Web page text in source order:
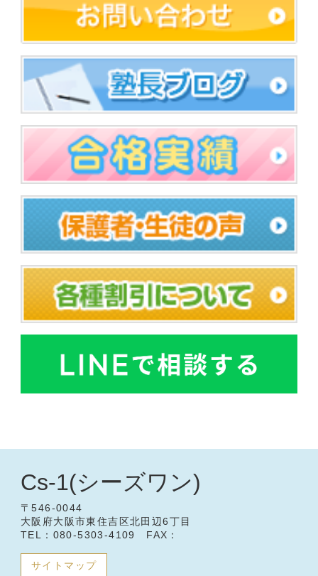
Cs-1(シーズワン)
〒546-0044
大阪府大阪市東住吉区北田辺6丁目
TEL：080-5303-4109 FAX：
サイトマップ